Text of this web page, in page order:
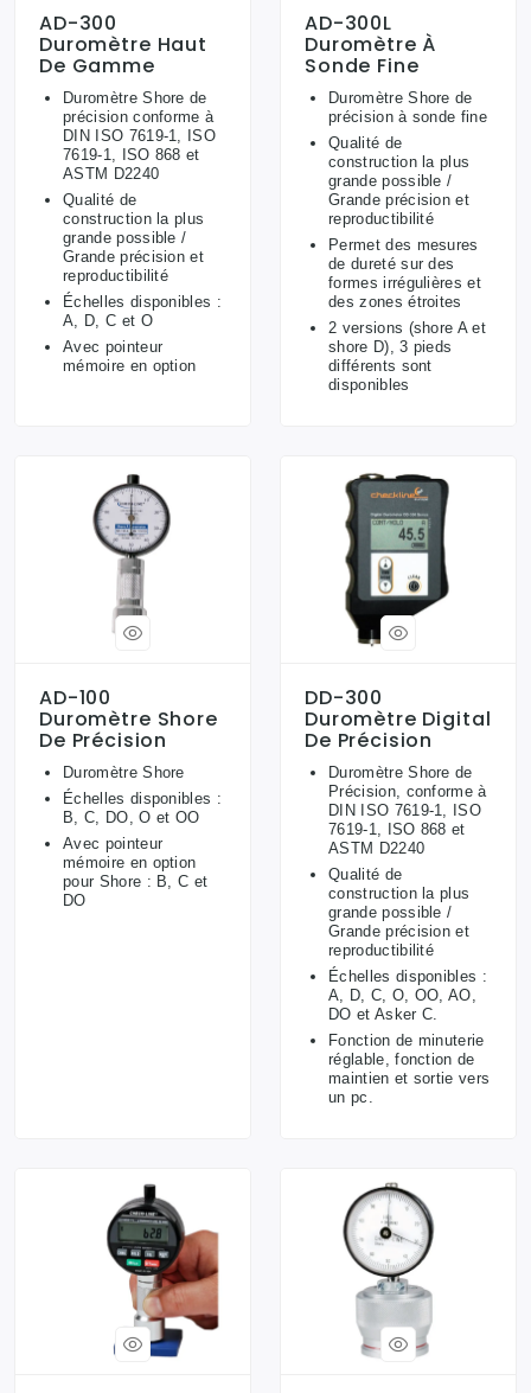
AD-300
Duromètre Haut
De Gamme
Duromètre Shore de
précision conforme à
DIN ISO 7619-1, ISO
7619-1, ISO 868 et
ASTM D2240
Qualité de
construction la plus
grande possible /
Grande précision et
reproductibilité
Échelles disponibles :
A, D, C et O
Avec pointeur
mémoire en option
AD-300L
Duromètre À
Sonde Fine
Duromètre Shore de
précision à sonde fine
Qualité de
construction la plus
grande possible /
Grande précision et
reproductibilité
Permet des mesures
de dureté sur des
formes irrégulières et
des zones étroites
2 versions (shore A et
shore D), 3 pieds
différents sont
disponibles
AD-100
Duromètre Shore
De Précision
Duromètre Shore
Échelles disponibles :
B, C, DO, O et OO
Avec pointeur
mémoire en option
pour Shore : B, C et
DO
DD-300
Duromètre Digital
De Précision
Duromètre Shore de
Précision, conforme à
DIN ISO 7619-1, ISO
7619-1, ISO 868 et
ASTM D2240
Qualité de
construction la plus
grande possible /
Grande précision et
reproductibilité
Échelles disponibles :
A, D, C, O, OO, AO,
DO et Asker C.
Fonction de minuterie
réglable, fonction de
maintien et sortie vers
un pc.